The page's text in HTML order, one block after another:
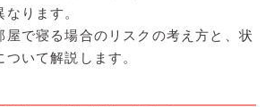
ります。
屋で寝る場合のリスクの考え方と、状
いて解説します。